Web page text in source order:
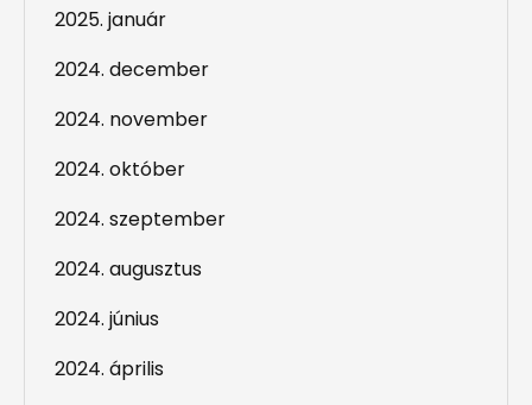
2025. január
2024. december
2024. november
2024. október
2024. szeptember
2024. augusztus
2024. június
2024. április